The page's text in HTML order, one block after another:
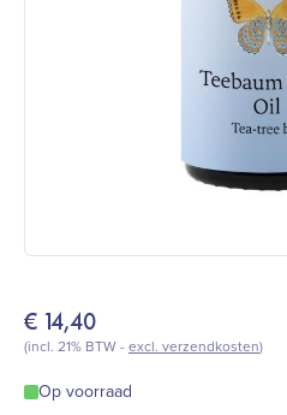
€14,40
(incl. 21% BTW -excl. verzendkosten)
Op voorraad